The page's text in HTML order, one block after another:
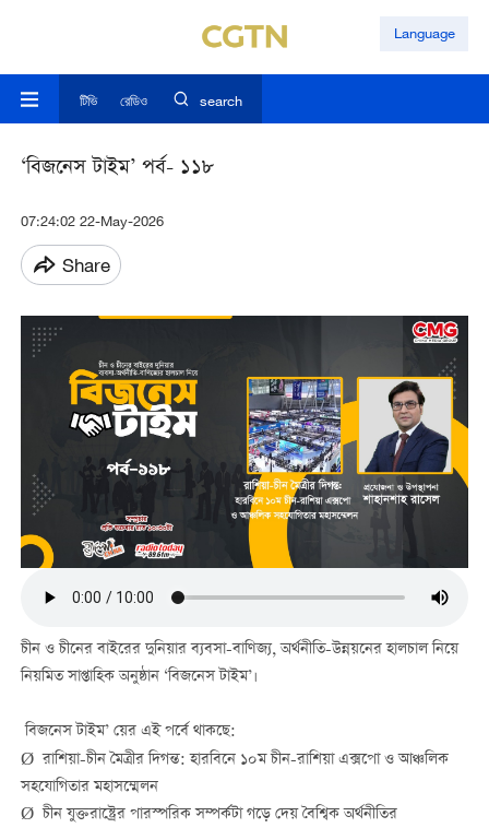
Language
টিভি রেডিও search
‘বিজনেস টাইম’ পর্ব- ১১৮
07:24:02 22-May-2026
Share
চীন ও চীনের বাইরের দুনিয়ার ব্যবসা-বাণিজ্য, অর্থনীতি-উন্নয়নের হালচাল নিয়ে
নিয়মিত সাপ্তাহিক অনুষ্ঠান ‘বিজনেস টাইম’।
বিজনেস টাইম’ য়ের এই পর্বে থাকছে:
Ø রাশিয়া-চীন মৈত্রীর দিগন্ত: হারবিনে ১০ম চীন-রাশিয়া এক্সপো ও আঞ্চলিক
সহযোগিতার মহাসম্মেলন
Ø চীন যুক্তরাষ্ট্রের পারস্পরিক সম্পর্কটা গড়ে দেয় বৈশ্বিক অর্থনীতির